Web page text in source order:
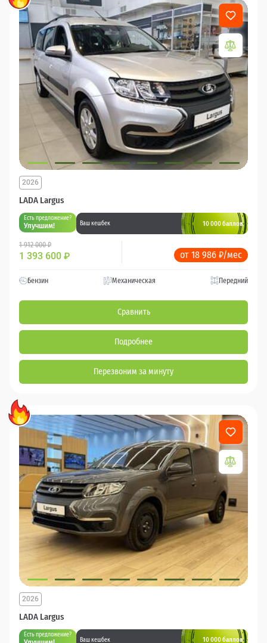
LADA Largus
2026
Есть предложение?
Улучшим! Ваш кешбек 10 000 баллов
1 912 000 ₽
1 393 600 ₽ от 18 986 ₽/мес
Бензин Механическая Передний
Сравнить
Подробнее
Перезвоним за минуту
LADA Largus
2026
Есть предложение?
Ваш кешбек 10 000 баллов